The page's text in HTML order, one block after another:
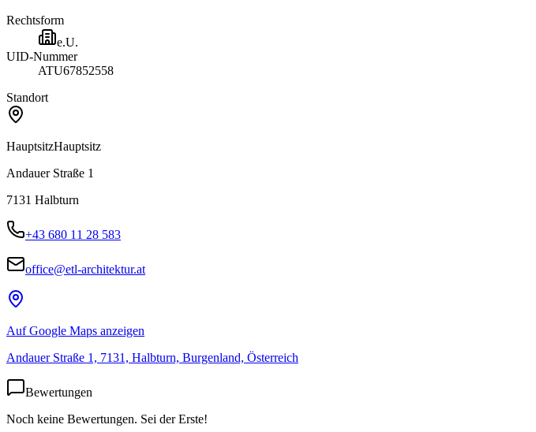
Rechtsform
e.U.
UID-Nummer
ATU67852558
Standort
HauptsitzHauptsitz
Andauer Straße 1
7131 Halbturn
+43 680 11 28 583
office@etl-architektur.at
Auf Google Maps anzeigen
Andauer Straße 1, 7131, Halbturn, Burgenland, Österreich
Bewertungen
Noch keine Bewertungen. Sei der Erste!